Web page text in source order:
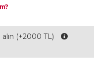
alın (+2000 TL)